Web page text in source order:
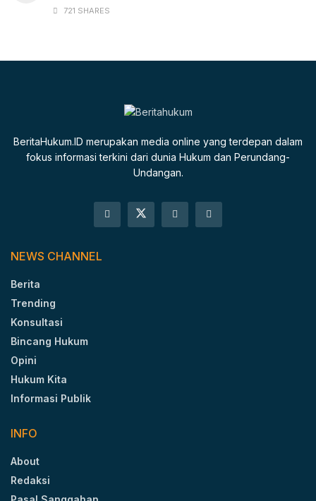
721 SHARES
BeritaHukum.ID merupakan media online yang terdepan dalam
fokus informasi terkini dari dunia Hukum dan Perundang-
Undangan.
NEWS CHANNEL
Berita
Trending
Konsultasi
Bincang Hukum
Opini
Hukum Kita
Informasi Publik
INFO
About
Redaksi